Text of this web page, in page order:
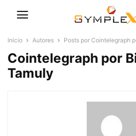
Início Autores Posts por Cointelegraph
Cointelegraph por
Tamuly